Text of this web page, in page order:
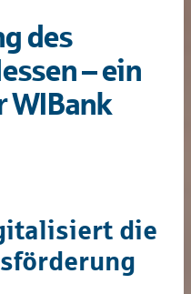
des
–ein
WIBank
die